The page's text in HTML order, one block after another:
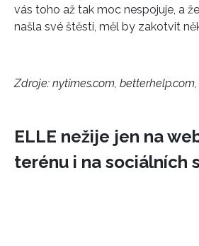
vás toho až tak moc nespojuje, a
našla své štěstí, měl by zakotvit
Zdroje: nytimes.com,
ELLE nežije jen na
terénu i na sociálních